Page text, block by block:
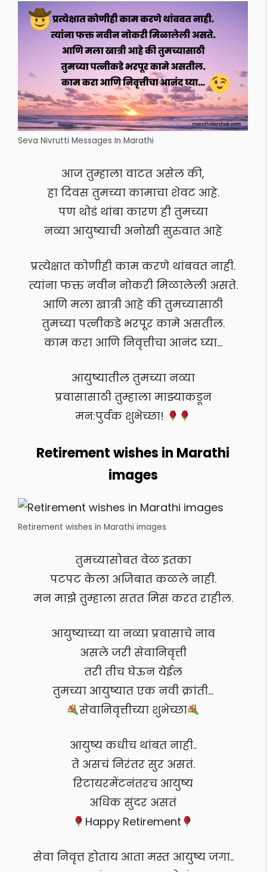
Seva Nivrutti Messages In Marathi
आज तुम्हाला वाटत असेल की,
हा दिवस तुमच्या कामाचा शेवट आहे.
पण थोडं थांबा कारण ही तुमच्या
नव्या आयुष्याची अनोखी सुरुवात आहे
प्रत्येक्षात कोणीही काम करणे थांबवत नाही.
त्यांना फक्त नवीन नोकरी मिळालेली असते.
आणि मला खात्री आहे की तुमच्यासाठी
तुमच्या पत्नीकडे भरपूर कामे असतील.
काम करा आणि निवृत्तीचा आनंद घ्या…
आयुष्यातील तुमच्या नव्या
प्रवासासाठी तुम्हाला माझ्याकडून
मन:पुर्वक शुभेच्छा!
Retirement wishes in Marathi
images
Retirement wishes in Marathi images
तुमच्यासोबत वेळ इतका
पटपट केला अजिबात कळले नाही.
मन माझे तुम्हाला सतत मिस करत राहील.
आयुष्याच्या या नव्या प्रवासाचे नाव
असले जरी सेवानिवृत्ती
तरी तीच घेऊन येईल
तुमच्या आयुष्यात एक नवी क्रांती…
सेवानिवृत्तीच्या शुभेच्छा
आयुष्य कधीच थांबत नाही..
ते असचं निरंतर सुर असतं.
रिटायरमेंटनंतरच आयुष्य
अधिक सुंदर असतं
Happy Retirement
सेवा निवृत्त होताय आता मस्त आयुष्य जगा..